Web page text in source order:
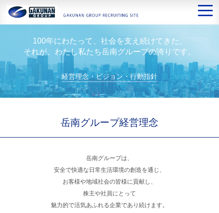
100年にわたって、社会を支え続けてきた、
それが、わたし私たち岳南グループの誇りです。
経営理念・ビジョン・行動指針
岳南グループ経営理念
岳南グループは、
安全で快適な日常生活環境の創造を通じ、
お客様や地域社会の皆様に貢献し、
株主や社員にとって
魅力的で活気あふれる企業であり続けます。